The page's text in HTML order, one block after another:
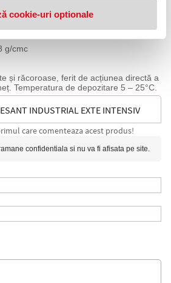
cookie-uri optionale
g/cmc
și răcoroase, ferit de acțiunea directă a
Temperatura de depozitare 5 – 25°C.
INDUSTRIAL EXTE INTENSIV
care comenteaza acest produs!
confidentiala si nu va fi afisata pe site.